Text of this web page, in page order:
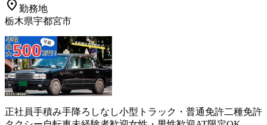
勤務地
栃木県宇都宮市
正社員手積み手降ろしなし小型トラック・普通免許二種免許